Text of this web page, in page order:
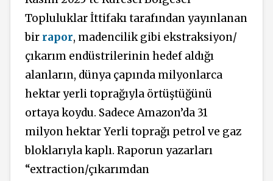
Topluluklar İttifakı tarafından yayınlanan
bir rapor, madencilik gibi ekstraksiyon/
çıkarım endüstrilerinin hedef aldığı
alanların, dünya çapında milyonlarca
hektar yerli toprağıyla örtüştüğünü
ortaya koydu. Sadece Amazon’da 31
milyon hektar Yerli toprağı petrol ve gaz
bloklarıyla kaplı. Raporun yazarları
“extraction/çıkarımdan